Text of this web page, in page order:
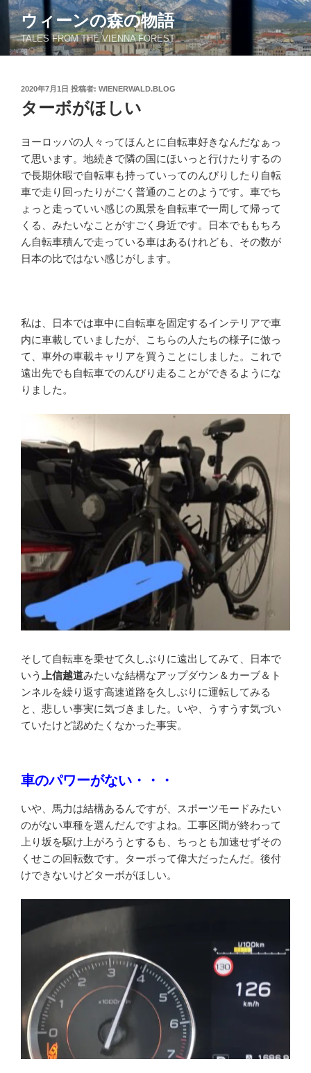
コ
ン
ン
ウィーンの森の物語
TALES FROM THE VIENNA FOREST
投
稿
日:
2020年7月1日 投稿者: WIENERWALD.BLOG
ターボがほしい
ヨーロッパの人々ってほんとに自転車好きなんだなぁっ
て思います。地続きで隣の国にほいっと行けたりするの
で長期休暇で自転車も持っていってのんびりしたり自転
車で走り回ったりがごく普通のことのようです。車でち
ょっと走っていい感じの風景を自転車で一周して帰って
くる、みたいなことがすごく身近です。日本でももちろ
ん自転車積んで走っている車はあるけれども、その数が
日本の比ではない感じがします。
私は、日本では車中に自転車を固定するインテリアで車
内に車載していましたが、こちらの人たちの様子に倣っ
て、車外の車載キャリアを買うことにしました。これで
遠出先でも自転車でのんびり走ることができるようにな
りました。
そして自転車を乗せて久しぶりに遠出してみて、日本で
いう
上信越道みたいな結構なアップダウン＆カーブ＆ト
ンネルを繰り返す高速道路を久しぶりに運転してみる
と、悲しい事実に気づきました。いや、うすうす気づい
ていたけど認めたくなかった事実。
車のパワーがない・・・
いや、馬力は結構あるんですが、スポーツモードみたい
のがない車種を選んだんですよね。工事区間が終わって
上り坂を駆け上がろうとするも、ちっとも加速せずその
くせこの回転数です。ターボって偉大だったんだ。後付
けできないけどターボがほしい。